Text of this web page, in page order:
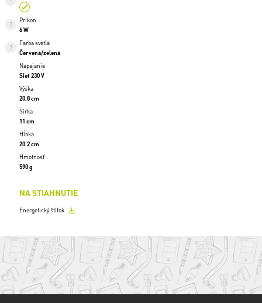
Príkon
6 W
Farba svetla
Červená/zelená
Napájanie
Sieť 230 V
Výška
20.8 cm
Šírka
11 cm
Hĺbka
20.2 cm
Hmotnosť
590 g
NA STIAHNUTIE
Energetický štítok